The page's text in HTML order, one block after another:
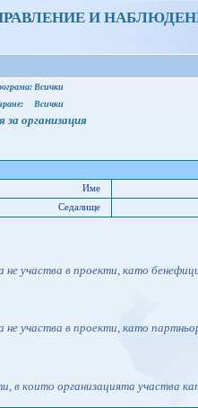
И
Всички
Всички
организация
Име
Седалище
не участва в проекти, като
не участва в проекти, като
в които организацията участва